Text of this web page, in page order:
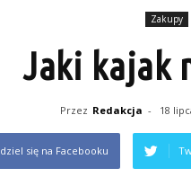
Zakupy
Jaki kajak
Przez Redakcja - 18
się na Facebooku